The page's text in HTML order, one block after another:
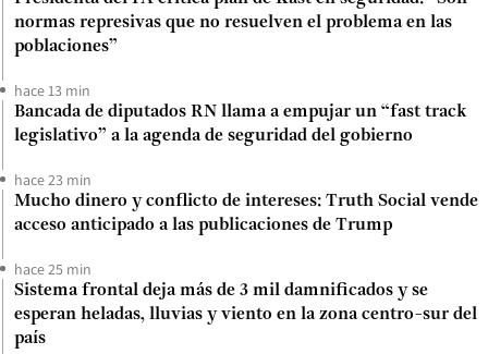
normas represivas que no resuelven el problema en las
poblaciones”
hace 13 min
Bancada de diputados RN llama a empujar un “fast track
legislativo” a la agenda de seguridad del gobierno
hace 23 min
Mucho dinero y conflicto de intereses: Truth Social vende
acceso anticipado a las publicaciones de Trump
hace 25 min
Sistema frontal deja más de 3 mil damnificados y se
esperan heladas, lluvias y viento en la zona centro-sur del
país